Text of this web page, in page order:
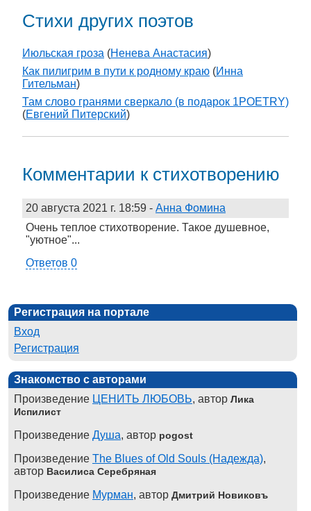
Стихи других поэтов
Июльская гроза (Ненева Анастасия)
Как пилигрим в пути к родному краю (Инна
Гительман)
Там слово гранями сверкало (в подарок 1POETRY)
(Евгений Питерский)
Комментарии к стихотворению
20 августа 2021 г. 18:59 - Анна Фомина
Очень теплое стихотворение. Такое душевное,
"уютное"...
Ответов 0
Регистрация на портале
Вход
Регистрация
Знакомство с авторами
Произведение ЦЕНИТЬ ЛЮБОВЬ, автор Лика
Испилист
Произведение Душа, автор pogost
Произведение The Blues of Old Souls (Надежда),
автор Василиса Серебряная
Произведение Мурман, автор Дмитрий Новиковъ